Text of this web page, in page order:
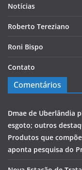
Notícias
Roberto Tereziano
Roni Bispo
Contato
Comentários
Dmae de Uberlândia
esgoto; outros
Produtos que
aponta pesquisa do